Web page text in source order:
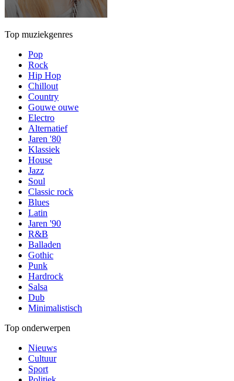
Top muziekgenres
Pop
Rock
Hip Hop
Chillout
Country
Gouwe ouwe
Electro
Alternatief
Jaren '80
Klassiek
House
Jazz
Soul
Classic rock
Blues
Latin
Jaren '90
R&B
Balladen
Gothic
Punk
Hardrock
Salsa
Dub
Minimalistisch
Top onderwerpen
Nieuws
Cultuur
Sport